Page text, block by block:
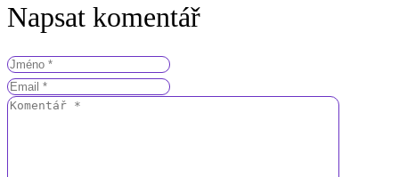
Napsat komentář